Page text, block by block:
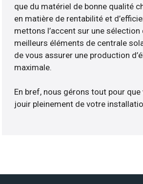
que du matériel de bonne qualité
en matière de rentabilité et
mettons l’accent sur une
meilleurs éléments de centrale
de vous assurer une production
maximale.
En bref, nous gérons tout pour
jouir pleinement de votre